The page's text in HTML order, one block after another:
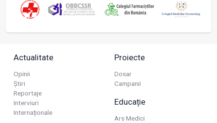
Actualitate
Opinii
Știri
Reportaje
Interviuri
Internaționale
Proiecte
Dosar
Campanii
Educație
Ars Medici